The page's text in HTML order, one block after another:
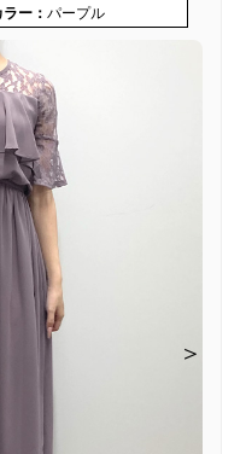
ー： パープル
＞
＞
＞